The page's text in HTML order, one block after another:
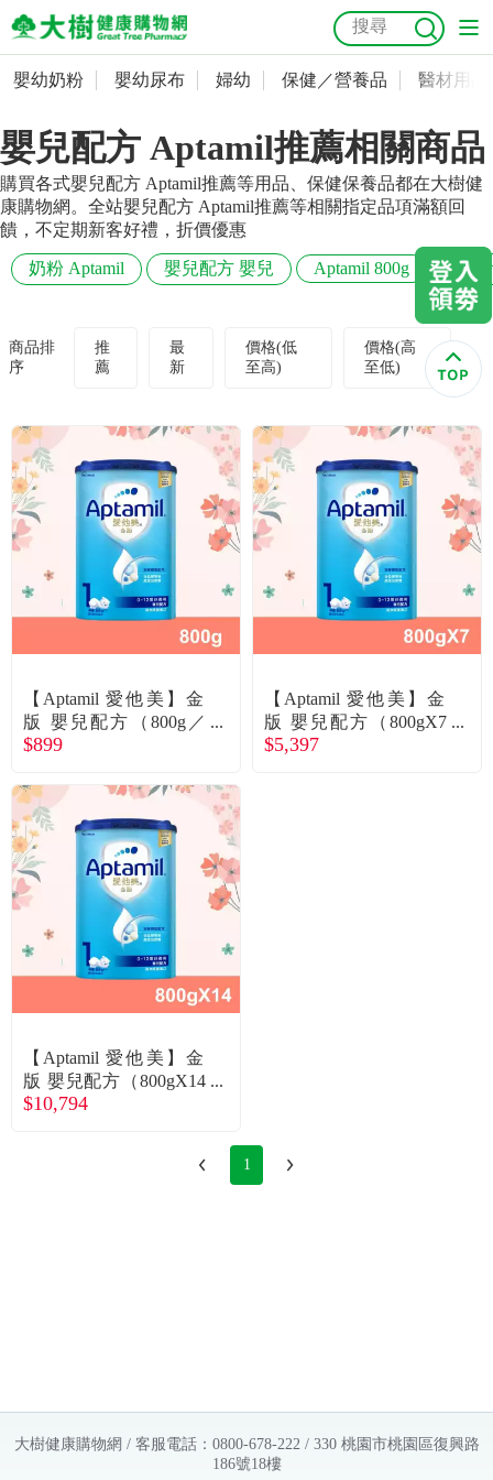
嬰幼奶粉
嬰幼尿布
婦幼
保健／營養品
美容／個人清潔
食品／健康食補
寵物
優惠活動
關於我們
合作提案
購物流程
會員專區
折價券、紅利說明
抗菌 尿布 大樹獨家 益生菌 魚油 幼兒米餅 貓砂
奶瓶奶嘴
會員資料及密碼修改
常用收件人清單
訂單查詢
收藏清單
優惠券領取
優惠券查詢
登入
嬰幼奶粉 嬰幼尿布 婦幼 保健／營養品 醫材用品
嬰兒配方 Aptamil推薦相關商品
購買各式嬰兒配方 Aptamil推薦等用品、保健保養品都在大樹健
康購物網。全站嬰兒配方 Aptamil推薦等相關指定品項滿額回
饋，不定期新客好禮，折價優惠
奶粉 Aptamil 嬰兒配方 嬰兒 Aptamil 800g
商品排
序
推
薦
最
新
價格(低
至高)
價格(高
至低)
【Aptamil 愛他美】金
版 嬰兒配方（800g／
罐）
$899
【Aptamil 愛他美】金
版 嬰兒配方（800gX7
罐）
$5,397
【Aptamil 愛他美】金
版 嬰兒配方（800gX14
罐）
$10,794
1
大樹健康購物網 / 客服電話：0800-678-222 / 330 桃園市桃園區復興路
186號18樓